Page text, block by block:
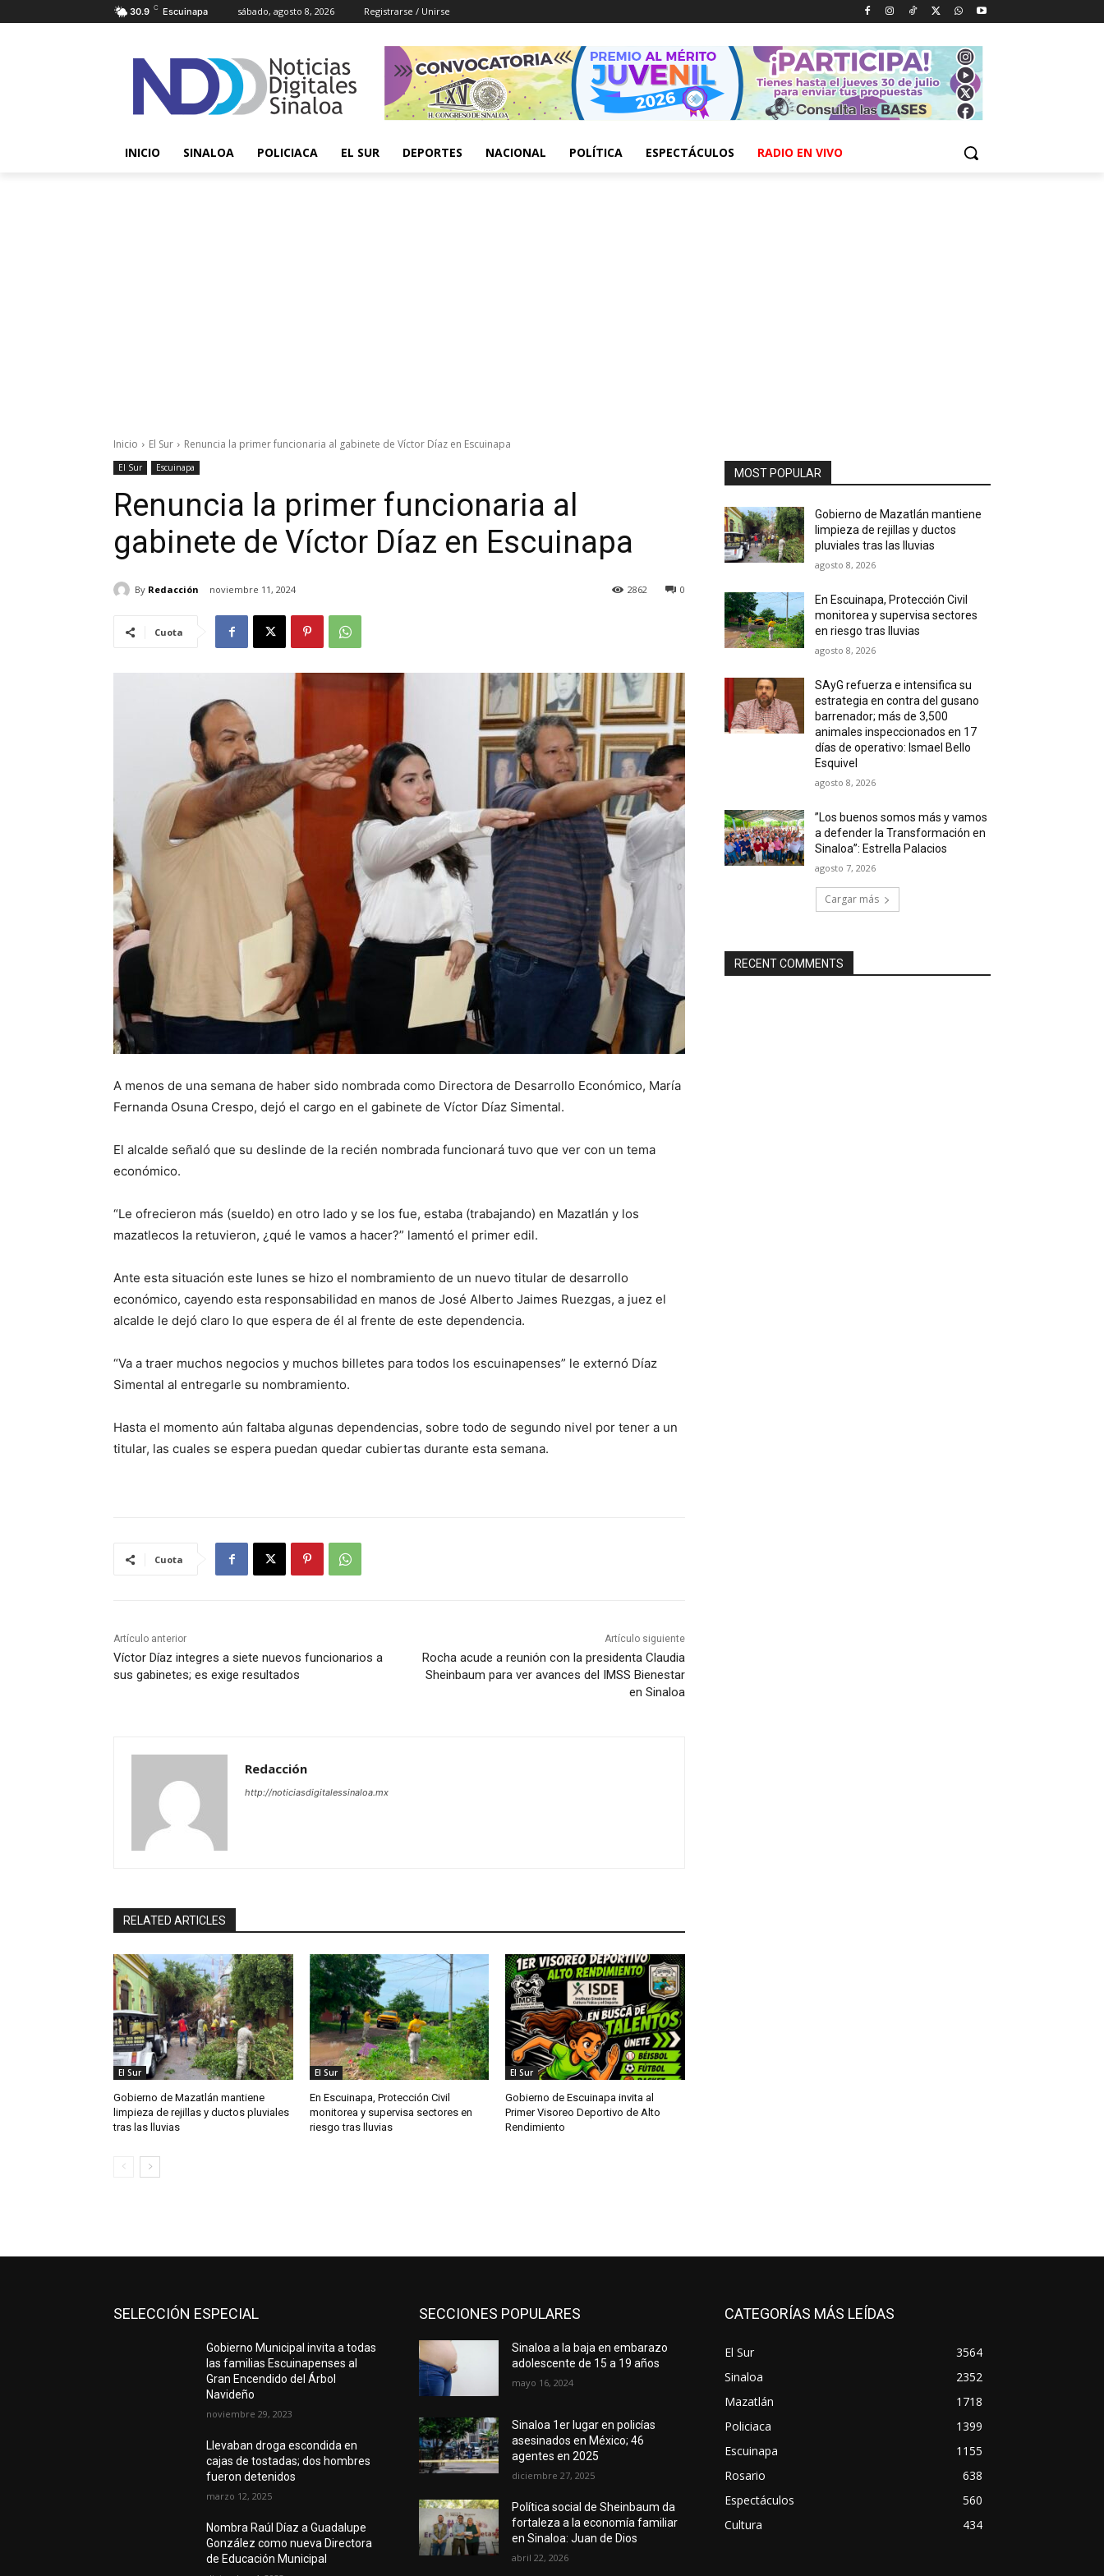
30.9 C Escuinapa sábado, agosto 8, 2026 Registrarse / Unirse
INICIO SINALOA POLICIACA EL SUR DEPORTES NACIONAL POLÍTICA ESPECTÁCULOS RADIO EN VIVO
Inicio El Sur Renuncia la primer funcionaria al gabinete de Víctor Díaz en Escuinapa
El Sur Escuinapa
Renuncia la primer funcionaria al
gabinete de Víctor Díaz en Escuinapa
By Redacción noviembre 11, 2024 0
2862
Cuota
A menos de una semana de haber sido nombrada como Directora de Desarrollo Económico, María
Fernanda Osuna Crespo, dejó el cargo en el gabinete de Víctor Díaz Simental.
El alcalde señaló que su deslinde de la recién nombrada funcionará tuvo que ver con un tema
económico.
“Le ofrecieron más (sueldo) en otro lado y se los fue, estaba (trabajando) en Mazatlán y los
mazatlecos la retuvieron, ¿qué le vamos a hacer?” lamentó el primer edil.
Ante esta situación este lunes se hizo el nombramiento de un nuevo titular de desarrollo
económico, cayendo esta responsabilidad en manos de José Alberto Jaimes Ruezgas, a juez el
alcalde le dejó claro lo que espera de él al frente de este dependencia.
“Va a traer muchos negocios y muchos billetes para todos los escuinapenses” le externó Díaz
Simental al entregarle su nombramiento.
Hasta el momento aún faltaba algunas dependencias, sobre todo de segundo nivel por tener a un
titular, las cuales se espera puedan quedar cubiertas durante esta semana.
Cuota
Artículo anterior
Víctor Díaz integres a siete nuevos funcionarios a
sus gabinetes; es exige resultados
Artículo siguiente
Rocha acude a reunión con la presidenta Claudia
Sheinbaum para ver avances del IMSS Bienestar
en Sinaloa
Redacción
http://noticiasdigitalessinaloa.mx
RELATED ARTICLES
El Sur
Gobierno de Mazatlán mantiene
limpieza de rejillas y ductos pluviales
tras las lluvias
El Sur
En Escuinapa, Protección Civil
monitorea y supervisa sectores en
riesgo tras lluvias
El Sur
Gobierno de Escuinapa invita al
Primer Visoreo Deportivo de Alto
Rendimiento
MOST POPULAR
Gobierno de Mazatlán mantiene
limpieza de rejillas y ductos
pluviales tras las lluvias
agosto 8, 2026
En Escuinapa, Protección Civil
monitorea y supervisa sectores
en riesgo tras lluvias
agosto 8, 2026
SAyG refuerza e intensifica su
estrategia en contra del gusano
barrenador; más de 3,500
animales inspeccionados en 17
días de operativo: Ismael Bello
Esquivel
agosto 8, 2026
”Los buenos somos más y vamos
a defender la Transformación en
Sinaloa”: Estrella Palacios
agosto 7, 2026
Cargar más
RECENT COMMENTS
SELECCIÓN ESPECIAL
Gobierno Municipal invita a todas
las familias Escuinapenses al
Gran Encendido del Árbol
Navideño
noviembre 29, 2023
Llevaban droga escondida en
cajas de tostadas; dos hombres
fueron detenidos
marzo 12, 2025
Nombra Raúl Díaz a Guadalupe
González como nueva Directora
de Educación Municipal
SECCIONES POPULARES
Sinaloa a la baja en embarazo
adolescente de 15 a 19 años
mayo 16, 2024
Sinaloa 1er lugar en policías
asesinados en México; 46
agentes en 2025
diciembre 27, 2025
Política social de Sheinbaum da
fortaleza a la economía familiar
en Sinaloa: Juan de Dios
abril 22, 2026
CATEGORÍAS MÁS LEÍDAS
El Sur
3564
Sinaloa
2352
Mazatlán
1718
Policiaca
1399
Escuinapa
1155
Rosario
638
Espectáculos
560
Cultura
434